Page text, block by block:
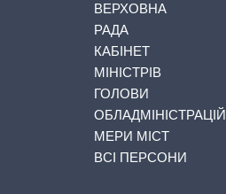
ВЕРХОВНА
РАДА
КАБІНЕТ
МІНІСТРІВ
ГОЛОВИ
ОБЛАДМІНІСТРАЦІЙ
МЕРИ МІСТ
ВСІ ПЕРСОНИ